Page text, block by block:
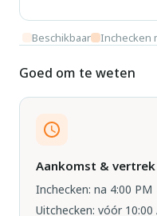
Beschikbaar Inchecken
Goed om te weten
Aankomst & vertrek
Inchecken: na 4:00 PM
Uitchecken: vóór 10:00